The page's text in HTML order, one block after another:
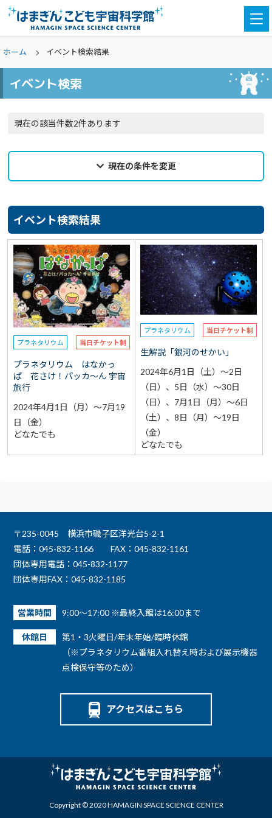
ホーム イベント検索結果
イベント検索
現在の該当件数2件あります
現在の条件を変更
カテゴリ
親子参加 選択なし
対象学年 どなたでも
予約 選択なし
参加費（入館料別途） 選択なし
再検索をする
イベント検索結果
プラネタリウム 当日チケット制
プラネタリウム はなかっ
ぱ 花さけ！パッカ～ん 宇宙
旅行
2024年4月1日（月）～7月19
日（金）
どなたでも
プラネタリウム 当日チケット制
生解説「銀河のせかい」
2024年6月1日（土）～2日
（日）、5日（水）～30日
（日）、7月1日（月）～6日
（土）、8日（月）～19日
（金）
どなたでも
〒235-0045 横浜市磯子区洋光台5-2-1
電話：045-832-1166
FAX：045-832-1161
団体専用電話：045-832-1177
団体専用FAX：045-832-1185
営業時間 9:00～17:00 ※最終入館は16:00まで
休館日
第1・3火曜日/年末年始/臨時休館
（※プラネタリウム番組入れ替え時および展示機器
点検保守等のため）
アクセスはこちら
Copyright © 2020 HAMAGIN SPACE SCIENCE CENTER